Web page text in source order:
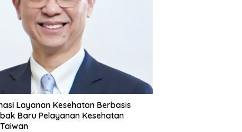
Layanan Kesehatan Berbasis
Baru Pelayanan Kesehatan